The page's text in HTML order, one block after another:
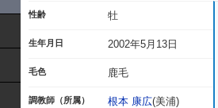
性齢 牡
生年月日 2002年5月13日
毛色 鹿毛
調教師（所属） 根本 康広(美浦)